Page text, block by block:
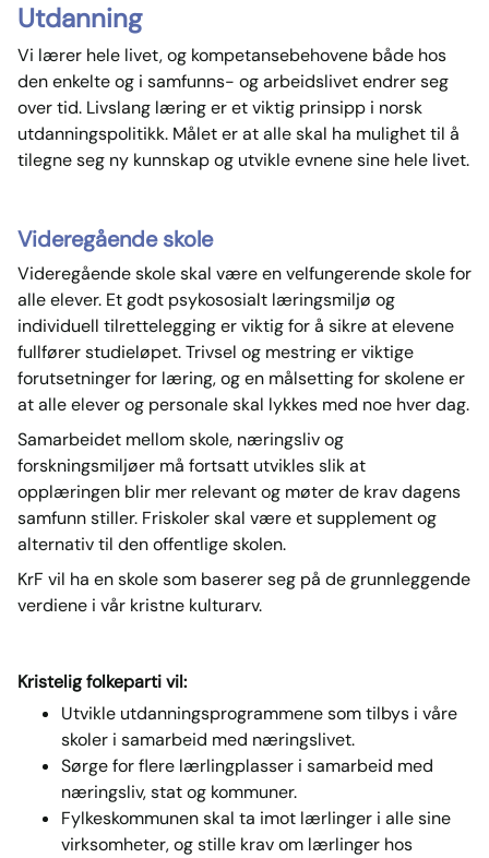
Utdanning
Vi lærer hele livet, og kompetansebehovene både hos
den enkelte og i samfunns- og arbeidslivet endrer seg
over tid. Livslang læring er et viktig prinsipp i norsk
utdanningspolitikk. Målet er at alle skal ha mulighet til å
tilegne seg ny kunnskap og utvikle evnene sine hele livet.
Videregående skole
Videregående skole skal være en velfungerende skole for
alle elever. Et godt psykososialt læringsmiljø og
individuell tilrettelegging er viktig for å sikre at elevene
fullfører studieløpet. Trivsel og mestring er viktige
forutsetninger for læring, og en målsetting for skolene er
at alle elever og personale skal lykkes med noe hver dag.
Samarbeidet mellom skole, næringsliv og
forskningsmiljøer må fortsatt utvikles slik at
opplæringen blir mer relevant og møter de krav dagens
samfunn stiller. Friskoler skal være et supplement og
alternativ til den offentlige skolen.
KrF vil ha en skole som baserer seg på de grunnleggende
verdiene i vår kristne kulturarv.
Kristelig folkeparti vil:
Utvikle utdanningsprogrammene som tilbys i våre
skoler i samarbeid med næringslivet.
Sørge for flere lærlingplasser i samarbeid med
næringsliv, stat og kommuner.
Fylkeskommunen skal ta imot lærlinger i alle sine
virksomheter, og stille krav om lærlinger hos